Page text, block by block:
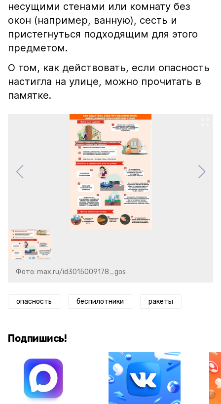
несущими стенами или комнату без
окон (например, ванную), сесть и
пристегнуться подходящим для этого
предметом.
О том, как действовать, если опасность
настигла на улице, можно прочитать в
памятке.
Фото: max.ru/id3015009178_gos
опасность беспилотники ракеты
Подпишись!